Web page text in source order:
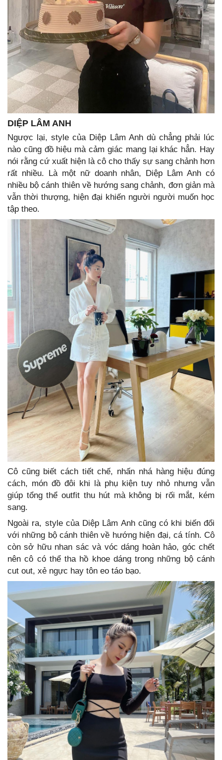
DIỆP LÂM ANH
Ngược lại, style của Diệp Lâm Anh dù chẳng phải lúc
nào cũng đồ hiệu mà cảm giác mang lại khác hẳn. Hay
nói rằng cứ xuất hiện là cô cho thấy sự sang chảnh hơn
rất nhiều. Là một nữ doanh nhân, Diệp Lâm Anh có
nhiều bộ cánh thiên về hướng sang chảnh, đơn giản mà
vẫn thời thượng, hiện đại khiến người người muốn học
tập theo.
Cô cũng biết cách tiết chế, nhấn nhá hàng hiệu đúng
cách, món đồ đôi khi là phụ kiện tuy nhỏ nhưng vẫn
giúp tổng thể outfit thu hút mà không bị rối mắt, kém
sang.
Ngoài ra, style của Diệp Lâm Anh cũng có khi biến đổi
với những bộ cánh thiên về hướng hiện đại, cá tính. Cô
còn sở hữu nhan sác và vóc dáng hoàn hảo, góc chết
nên cô có thể tha hồ khoe dáng trong những bộ cánh
cut out, xẻ ngực hay tôn eo táo bạo.